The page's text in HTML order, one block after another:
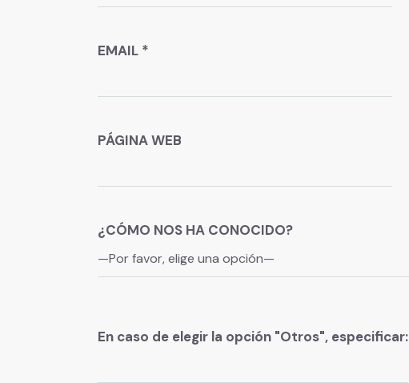
EMAIL *
PÁGINA WEB
¿CÓMO NOS HA CONOCIDO?
En caso de elegir la opción "Otros", especificar: